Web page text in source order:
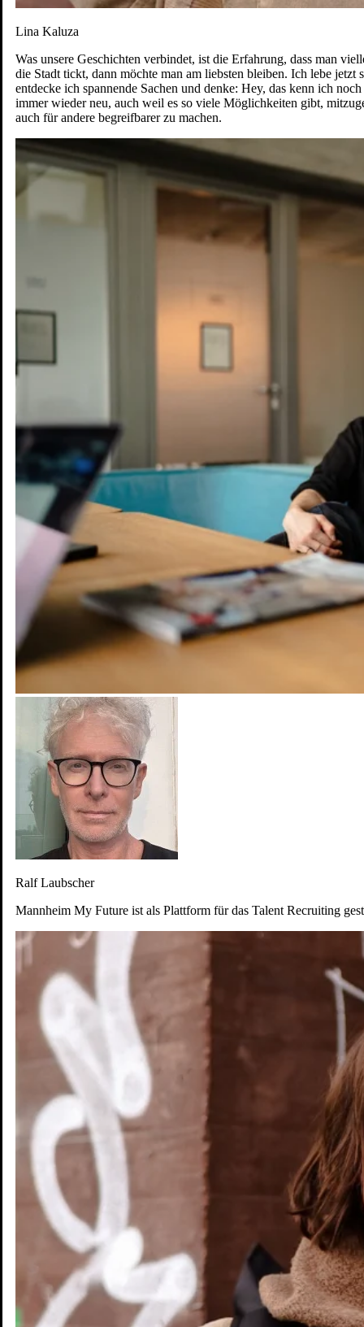
Lina Kaluza
Was unsere Geschichten verbindet, ist die Erfahrung, dass man
die Stadt tickt, dann möchte man am liebsten bleiben. Ich lebe
entdecke ich spannende Sachen und denke: Hey, das kenn ich
immer wieder neu, auch weil es so viele Möglichkeiten gibt,
auch für andere begreifbarer zu machen.
Ralf Laubscher
Mannheim My Future ist als Plattform für das Talent Recruiting